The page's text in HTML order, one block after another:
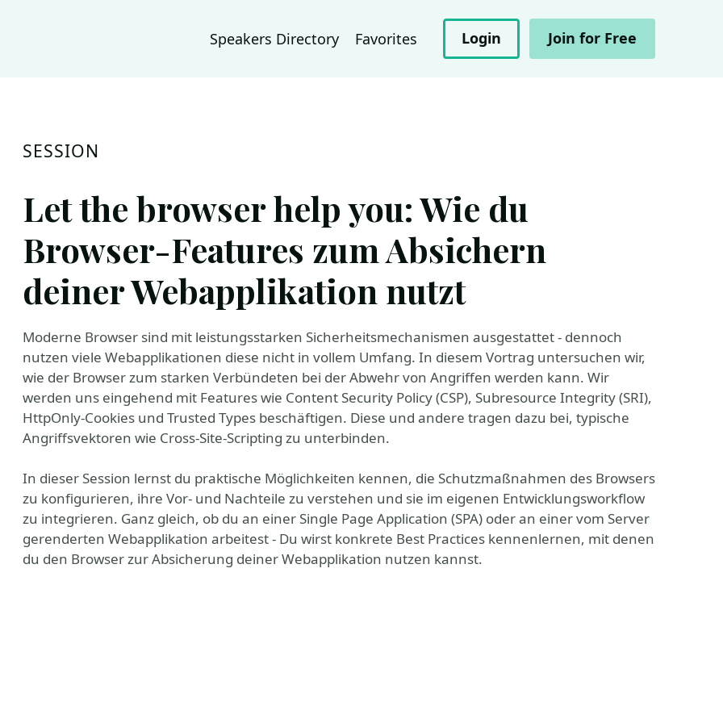
Speakers Directory Favorites Login Join for Free
SESSION
Let the browser help you: Wie du
Browser-Features zum Absichern
deiner Webapplikation nutzt
Moderne Browser sind mit leistungsstarken Sicherheitsmechanismen ausgestattet - dennoch
nutzen viele Webapplikationen diese nicht in vollem Umfang. In diesem Vortrag untersuchen wir,
wie der Browser zum starken Verbündeten bei der Abwehr von Angriffen werden kann. Wir
werden uns eingehend mit Features wie Content Security Policy (CSP), Subresource Integrity (SRI),
HttpOnly-Cookies und Trusted Types beschäftigen. Diese und andere tragen dazu bei, typische
Angriffsvektoren wie Cross-Site-Scripting zu unterbinden.
In dieser Session lernst du praktische Möglichkeiten kennen, die Schutzmaßnahmen des Browsers
zu konfigurieren, ihre Vor- und Nachteile zu verstehen und sie im eigenen Entwicklungsworkflow
zu integrieren. Ganz gleich, ob du an einer Single Page Application (SPA) oder an einer vom Server
gerenderten Webapplikation arbeitest - Du wirst konkrete Best Practices kennenlernen, mit denen
du den Browser zur Absicherung deiner Webapplikation nutzen kannst.